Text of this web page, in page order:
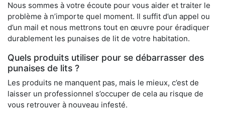
Nous sommes à votre écoute pour vous aider et traiter le
problème à n’importe quel moment. Il suffit d’un appel ou
d’un mail et nous mettrons tout en œuvre pour éradiquer
durablement les punaises de lit de votre habitation.
Quels produits utiliser pour se débarrasser des
punaises de lits ?
Les produits ne manquent pas, mais le mieux, c’est de
laisser un professionnel s’occuper de cela au risque de
vous retrouver à nouveau infesté.